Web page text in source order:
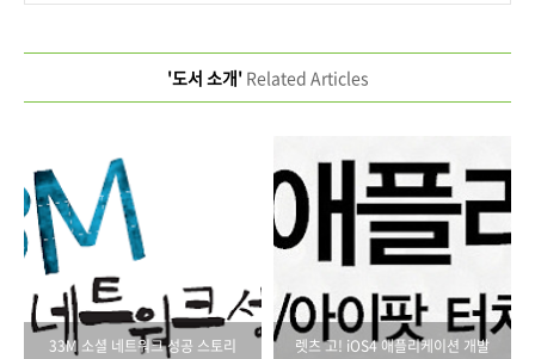
'도서 소개'Related Articles
33M 소셜 네트워크 성공 스토리 렛츠 고! iOS4 애플리케이션 개발